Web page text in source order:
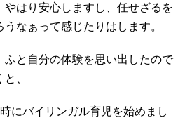
やはり安心しますし、任せざるを
なぁって感じたりはします。
ふと自分の体験を思い出したので
、
にバイリンガル育児を始めまし